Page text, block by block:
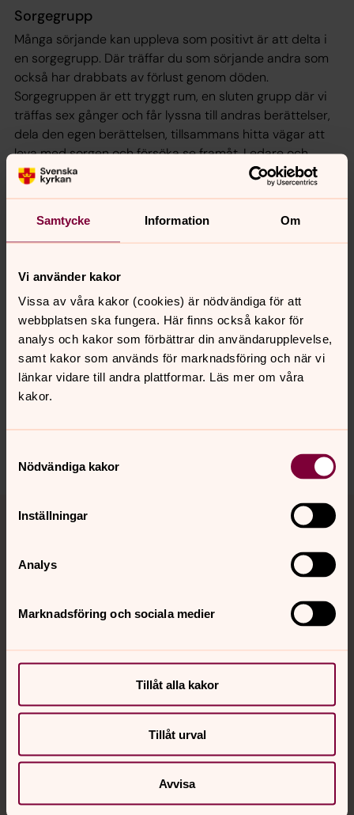
Samtycke Information Om
Vi använder kakor
Vissa av våra kakor (cookies) är nödvändiga för att
webbplatsen ska fungera. Här finns också kakor för
analys och kakor som förbättrar din användarupplevelse,
samt kakor som används för marknadsföring och när vi
länkar vidare till andra plattformar. Läs mer om våra
kakor.
Nödvändiga kakor
Inställningar
Analys
Marknadsföring och sociala medier
Tillåt alla kakor
Tillåt urval
Avvisa
Sorgegrupp
Många sörjande kan uppleva som positivt är att delta i
en sorgegrupp. Där träffar du som sörjande andra som
också har drabbats av förlust genom döden.
Sorgegruppen är ett tryggt rum, en sluten grupp där vi
träffas sex gånger och får lyssna till andras berättelser,
dela den egen berättelsen, tillsammans hitta vägar att
leva med sorgen och försöka se framåt. Ledare och
ansvariga är församlingens präster och församlingens
diakon.
Är du intresserad av att delta i en sorgegrupp, kontakta
Carin Hompe
Senast ändrad 23 oktober 2024
Synpunkter eller frågor på sidans
innehåll?
mjallby.forsamling@svenskakyrkan.se
Hitta snabbt
Sociala kanaler